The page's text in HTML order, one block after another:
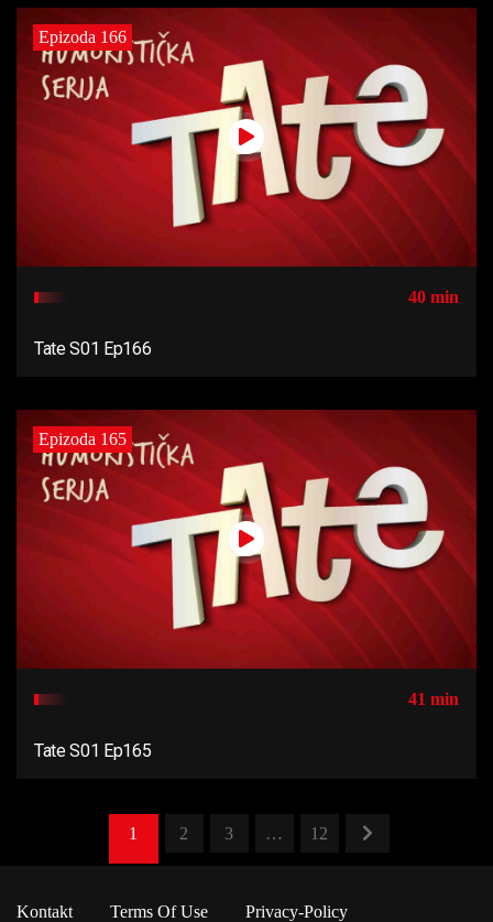
Epizoda 166
40 min
Tate S01 Ep166
Epizoda 165
41 min
Tate S01 Ep165
1 2 3 … 12
Kontakt Terms Of Use
Privacy-Policy